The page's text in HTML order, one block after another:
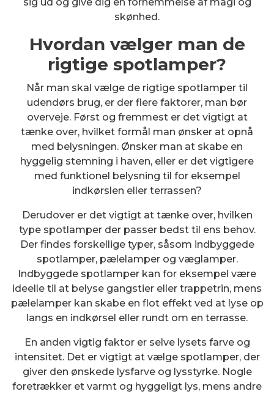
skønhed.
Hvordan vælger man de
rigtige spotlamper?
Når man skal vælge de rigtige spotlamper til
udendørs brug, er der flere faktorer, man bør
overveje. Først og fremmest er det vigtigt at
tænke over, hvilket formål man ønsker at opnå
med belysningen. Ønsker man at skabe en
hyggelig stemning i haven, eller er det vigtigere
med funktionel belysning til for eksempel
indkørslen eller terrassen?
Derudover er det vigtigt at tænke over, hvilken
type spotlamper der passer bedst til ens behov.
Der findes forskellige typer, såsom indbyggede
spotlamper, pælelamper og væglamper.
Indbyggede spotlamper kan for eksempel være
ideelle til at belyse gangstier eller trappetrin, mens
pælelamper kan skabe en flot effekt ved at lyse op
langs en indkørsel eller rundt om en terrasse.
En anden vigtig faktor er selve lysets farve og
intensitet. Det er vigtigt at vælge spotlamper, der
giver den ønskede lysfarve og lysstyrke. Nogle
foretrækker et varmt og hyggeligt lys, mens andre